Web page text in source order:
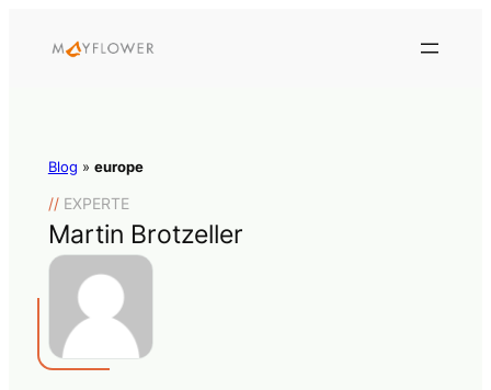
Blog » europe
//EXPERTE
Martin Brotzeller